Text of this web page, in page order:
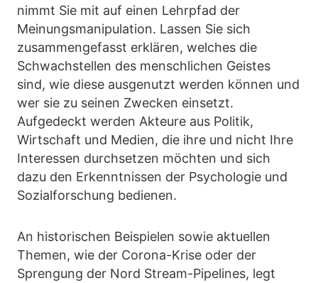
nimmt Sie mit auf einen Lehrpfad der
Meinungsmanipulation. Lassen Sie sich
zusammengefasst erklären, welches die
Schwachstellen des menschlichen Geistes
sind, wie diese ausgenutzt werden können und
wer sie zu seinen Zwecken einsetzt.
Aufgedeckt werden Akteure aus Politik,
Wirtschaft und Medien, die ihre und nicht Ihre
Interessen durchsetzen möchten und sich
dazu den Erkenntnissen der Psychologie und
Sozialforschung bedienen.
An historischen Beispielen sowie aktuellen
Themen, wie der Corona-Krise oder der
Sprengung der Nord Stream-Pipelines, legt